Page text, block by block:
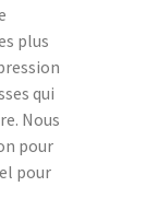
plus
qui
Nous
pour
pour